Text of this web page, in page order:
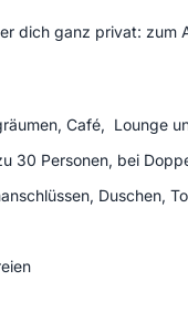
dich ganz privat: zum
Café, Lounge
Personen, bei
Duschen,